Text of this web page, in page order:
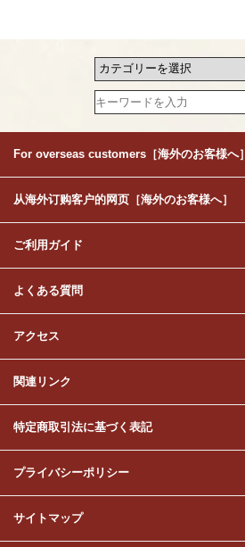
For overseas customers［海外のお客様へ］
从海外订购客户的网页［海外のお客様へ］
ご利用ガイド
よくある質問
アクセス
関連リンク
特定商取引法に基づく表記
プライバシーポリシー
サイトマップ